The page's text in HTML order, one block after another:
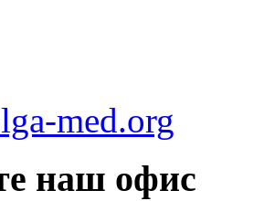
med.org
наш офис